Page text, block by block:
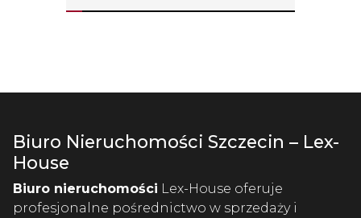
Biuro Nieruchomości Szczecin – Lex-
House
Biuro nieruchomości Lex-House oferuje
profesjonalne pośrednictwo w sprzedaży i